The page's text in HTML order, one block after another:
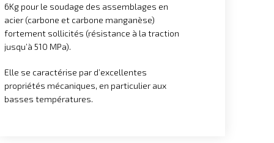
6Kg pour le soudage des assemblages en
acier (carbone et carbone manganèse)
fortement sollicités (résistance à la traction
jusqu’à 510 MPa).
Elle se caractérise par d’excellentes
propriétés mécaniques, en particulier aux
basses températures.